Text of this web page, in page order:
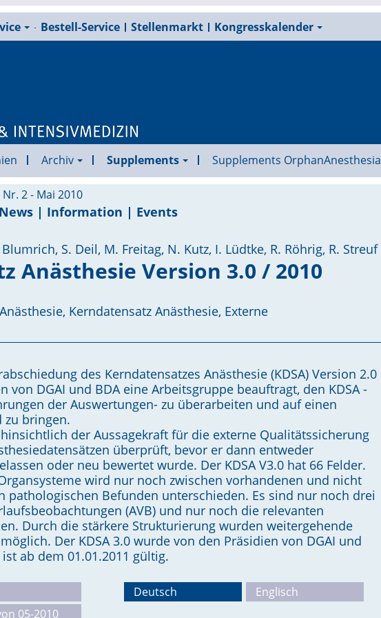
Bestell-Service Stellenmarkt Kongresskalender
Archiv Supplements Supplements OrphanAnesthesia
2 - Mai 2010
| Information | Events
S. Deil, M. Freitag, N. Kutz, I. Lüdtke, R. Röhrig, R. Streuf
Anästhesie Version 3.0 / 2010
Kerndatensatz Anästhesie, Externe
des Kerndatensatzes Anästhesie (KDSA) Version 2.0
von DGAI und BDA eine Arbeitsgruppe beauftragt, den KDSA -
der Auswertungen- zu überarbeiten und auf einen
zu bringen.
der Aussagekraft für die externe Qualitätssicherung
überprüft, bevor er dann entweder
oder neu bewertet wurde. Der KDSA V3.0 hat 66 Felder.
wird nur noch zwischen vorhandenen und nicht
pathologischen Befunden unterschieden. Es sind nur noch drei
(AVB) und nur noch die relevanten
Durch die stärkere Strukturierung wurden weitergehende
Der KDSA 3.0 wurde von den Präsidien von DGAI und
ab dem 01.01.2011 gültig.
05-2010
Deutsch Englisch